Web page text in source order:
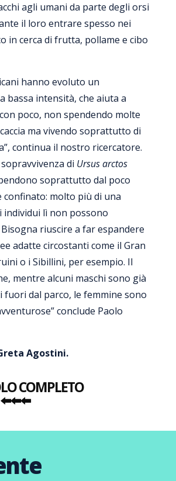
agli umani da parte degli orsi
il loro entrare spesso nei
in cerca di frutta, pollame e cibo
hanno evoluto un
bassa intensità, che aiuta a
poco, non spendendo molte
ma vivendo soprattutto di
continua il nostro ricercatore.
di Ursus arctos
soprattutto dal poco
confinato: molto più di una
individui lì non possono
riuscire a far espandere
adatte circostanti come il Gran
o i Sibillini, per esempio. Il
mentre alcuni maschi sono già
fuori dal parco, le femmine sono
conclude Paolo
Agostini.
COMPLETO
⬅️⬅️⬅️